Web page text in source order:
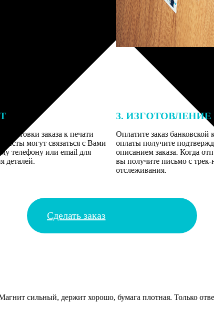
заказа к печати
могут связаться с Вами
телефону или email для
деталей.
3. ИЗГОТОВЛЕНИЕ
Оплатите заказ банковской
оплаты получите
описанием заказа. Когда
вы получите письмо с трек-
отслеживания.
Сделать заказ
сильный, держит хорошо, бумага плотная. Только